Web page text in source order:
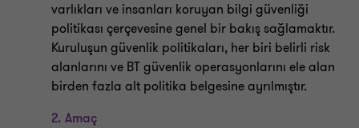
varlıkları ve insanları koruyan bilgi güvenliği
politikası çerçevesine genel bir bakış sağlamaktır.
Kuruluşun güvenlik politikaları, her biri belirli risk
alanlarını ve BT güvenlik operasyonlarını ele alan
birden fazla alt politika belgesine ayrılmıştır.
2. Amaç